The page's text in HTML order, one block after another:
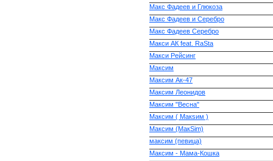
Макс Фадеев и Глюкоза
Макс Фадеев и Серебро
Макс Фадеев Серебро
Макси АК feat. RaSta
Макси Рейсинг
Максим
Максим Ак-47
Максим Леонидов
Максим "Весна"
Максим ( Макsим )
Максим (МакSim)
максим (певица)
Максим - Мама-Кошка